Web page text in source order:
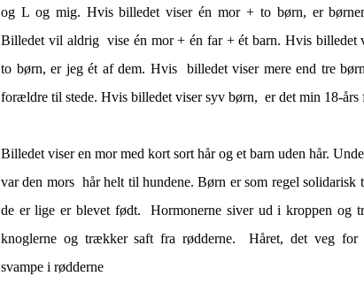
og L og mig. Hvis billedet viser én mor + to børn, er
Billedet vil aldrig vise én mor + én far + ét barn. Hvis billedet
to børn, er jeg ét af dem. Hvis billedet viser mere end tre
forældre til stede. Hvis billedet viser syv børn, er det min 18-års
Billedet viser en mor med kort sort hår og et barn uden hår.
var den mors hår helt til hundene. Børn er som regel solidarisk
de er lige er blevet født. Hormonerne siver ud i kroppen og
knoglerne og trækker saft fra rødderne. Håret, det veg for
svampe i rødderne